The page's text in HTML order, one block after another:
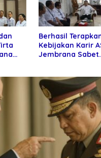
Berhasil
Kebijakan Karir
Jembrana Sabet